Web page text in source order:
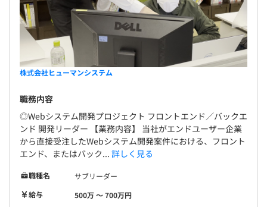
株式会社ヒューマンシステム
職務内容
◎Webシステム開発プロジェクト フロントエンド／バックエ
ンド 開発リーダー 【業務内容】 当社がエンドユーザー企業
から直接受注したWebシステム開発案件における、フロント
エンド、またはバック... 詳しく見る
職種名
サブリーダー
給与
500万 〜 700万円